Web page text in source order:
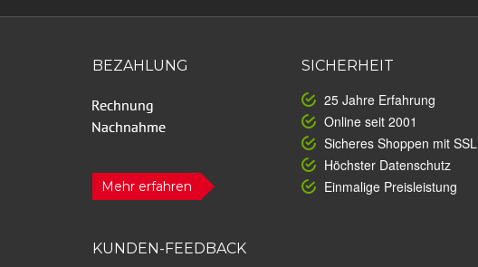
BEZAHLUNG
Mehr erfahren
SICHERHEIT
25 Jahre Erfahrung
Online seit 2001
Sicheres Shoppen mit SSL
Höchster Datenschutz
Einmalige Preisleistung
KUNDEN-FEEDBACK